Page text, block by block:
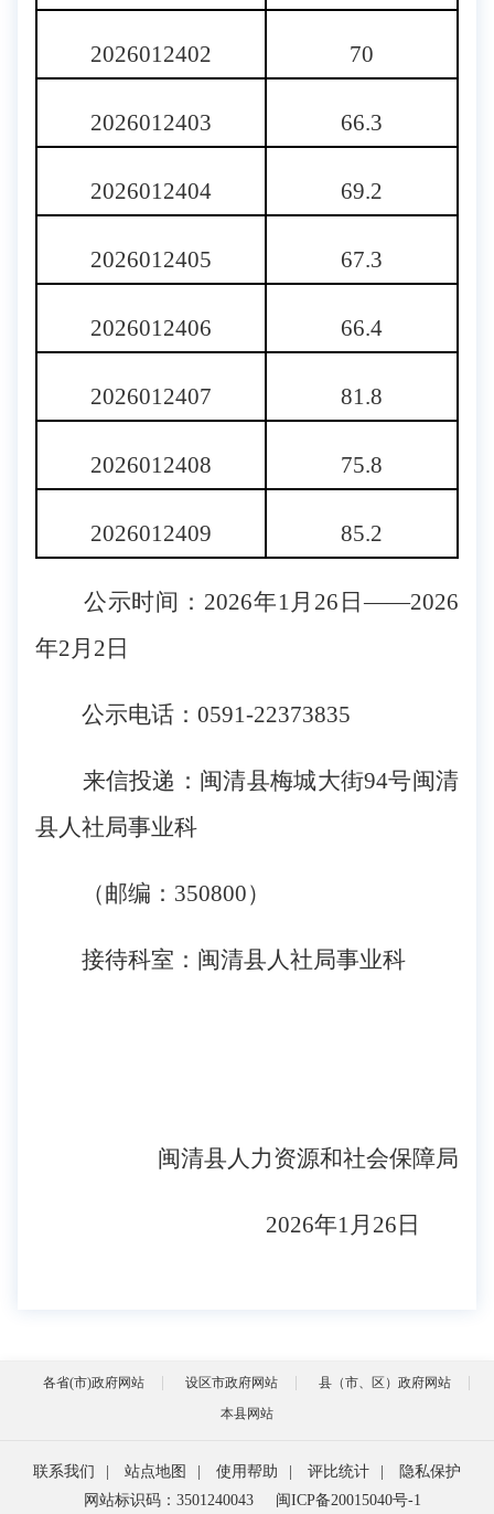
2026012402 70
2026012403 66.3
2026012404 69.2
2026012405 67.3
2026012406 66.4
2026012407 81.8
2026012408 75.8
2026012409 85.2
公示时间：2026年1月26日——2026
年2月2日
公示电话：0591-22373835
来信投递：闽清县梅城大街94号闽清
县人社局事业科
（邮编：350800）
接待科室：闽清县人社局事业科
闽清县人力资源和社会保障局
2026年1月26日
各省(市)政府网站 设区市政府网站
县（市、区）政府网站
本县网站
联系我们 站点地图 使用帮助 评比统计
隐私保护
网站标识码：3501240043
闽ICP备20015040号-1